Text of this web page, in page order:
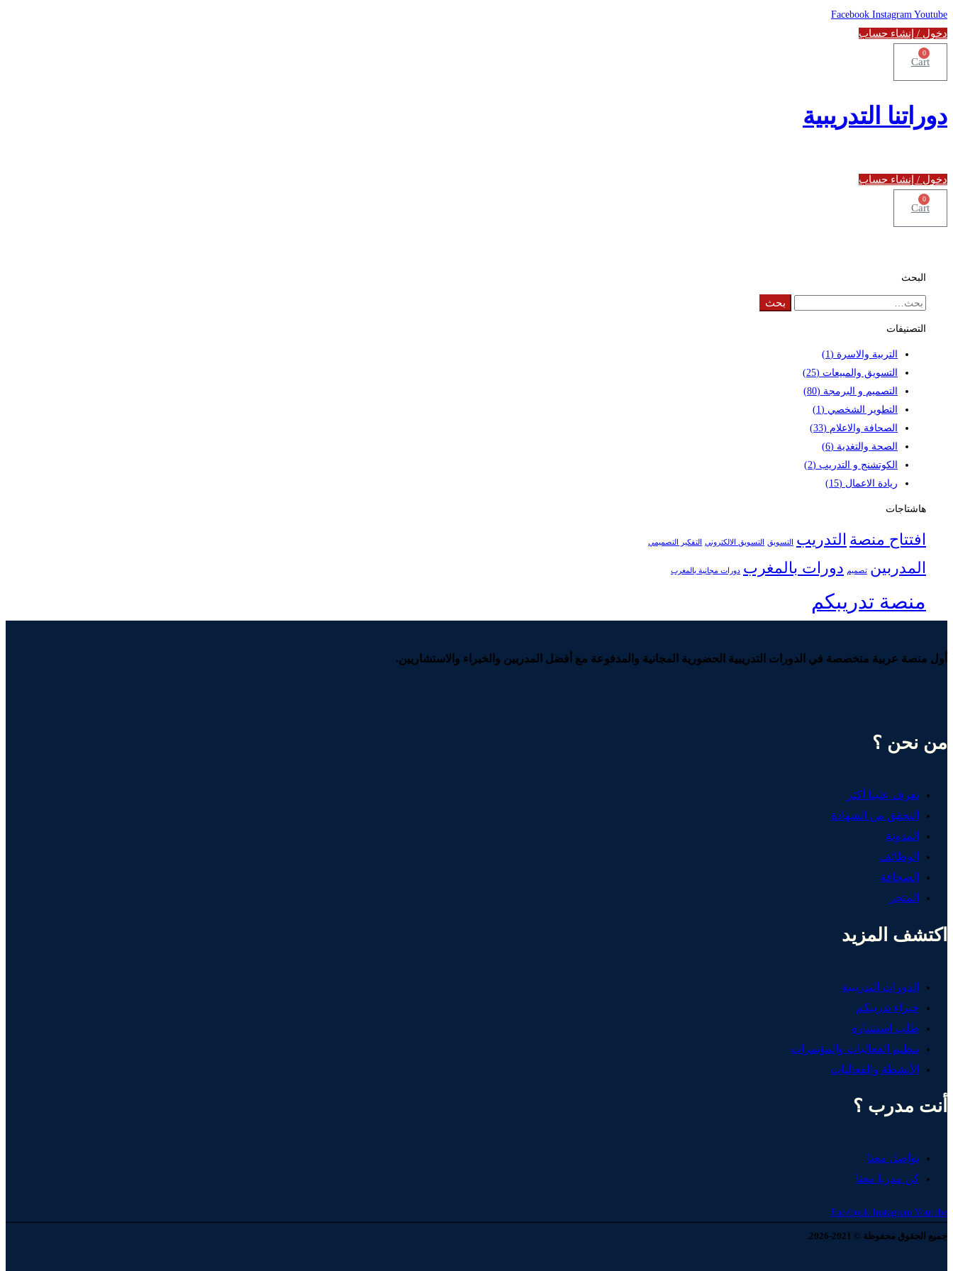
Facebook Instagram Youtube
دخول / إنشاء حساب
0
Cart
دوراتنا التدريبية
دخول / إنشاء حساب
0
Cart
البحث
Search
بحث
التصنيفات
التربية والاسرة (1)
التسويق والمبيعات (25)
التصميم و البرمجة (80)
التطوير الشخصي (1)
الصحافة والاعلام (33)
الصحة والتغدية (6)
الكوتشنج و التدريب (2)
ريادة الاعمال (15)
هاشتاجات
افتتاح منصة التدريب التسويق التسويق الالكتروني التفكير التصميمي
المدربين تصميم دورات بالمغرب دورات مجانية بالمغرب
منصة تدريبكم
أول منصة عربية متخصصة في الدورات التدريبية الحضورية المجانية والمدفوعة مع أفضل المدربين والخبراء والاستشاريين.
من نحن ؟
تعرف علينا أكثر
التحقق من الشهادة
المدونة
الوظائف
الصحافة
المتجر
اكتشف المزيد
الدورات التدريبية
خبراء تدريبكم
طلب استشارة
تنظيم الفعاليات والمؤتمرات
الأنشطة والفعاليات
أنت مدرب ؟
تواصل معنا
كن مدربا معنا
Facebook Instagram Youtube
جميع الحقوق محفوظة © 2021-2026.